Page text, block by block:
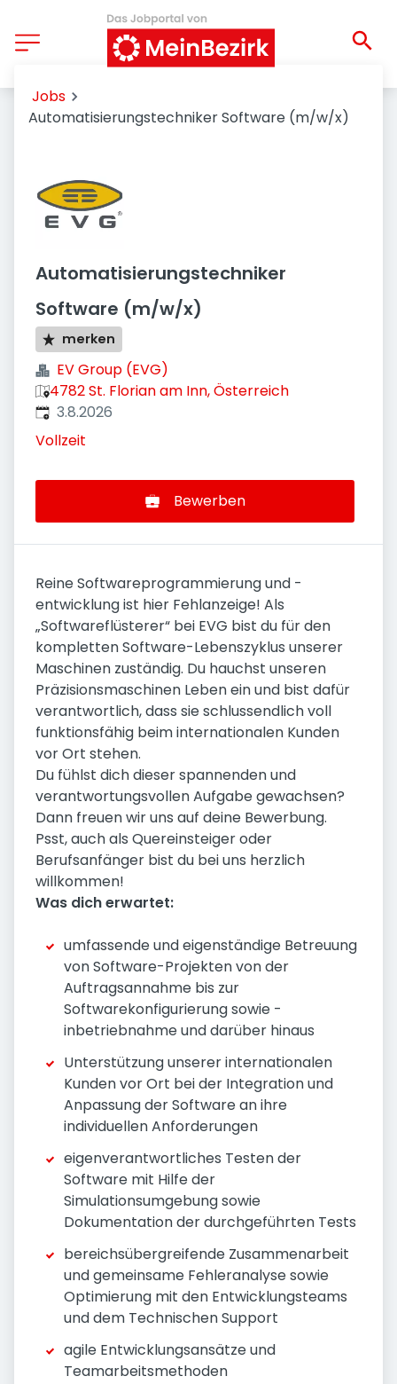
Jobs
Automatisierungstechniker Software (m/w/x)
Automatisierungstechniker
Software (m/w/x)
merken
EV Group (EVG)
4782 St. Florian am Inn, Österreich
Veröffentlicht
3.8.2026
Vollzeit
Bewerben
Reine Softwareprogrammierung und -
entwicklung ist hier Fehlanzeige! Als
„Softwareflüsterer“ bei EVG bist du für den
kompletten Software-Lebenszyklus unserer
Maschinen zuständig. Du hauchst unseren
Präzisionsmaschinen Leben ein und bist dafür
verantwortlich, dass sie schlussendlich voll
funktionsfähig beim internationalen Kunden
vor Ort stehen.
Du fühlst dich dieser spannenden und
verantwortungsvollen Aufgabe gewachsen?
Dann freuen wir uns auf deine Bewerbung.
Psst, auch als Quereinsteiger oder
Berufsanfänger bist du bei uns herzlich
willkommen!
Was dich erwartet:
umfassende und eigenständige Betreuung
von Software-Projekten von der
Auftragsannahme bis zur
Softwarekonfigurierung sowie -
inbetriebnahme und darüber hinaus
Unterstützung unserer internationalen
Kunden vor Ort bei der Integration und
Anpassung der Software an ihre
individuellen Anforderungen
eigenverantwortliches Testen der
Software mit Hilfe der
Simulationsumgebung sowie
Dokumentation der durchgeführten Tests
bereichsübergreifende Zusammenarbeit
und gemeinsame Fehleranalyse sowie
Optimierung mit den Entwicklungsteams
und dem Technischen Support
agile Entwicklungsansätze und
Teamarbeitsmethoden